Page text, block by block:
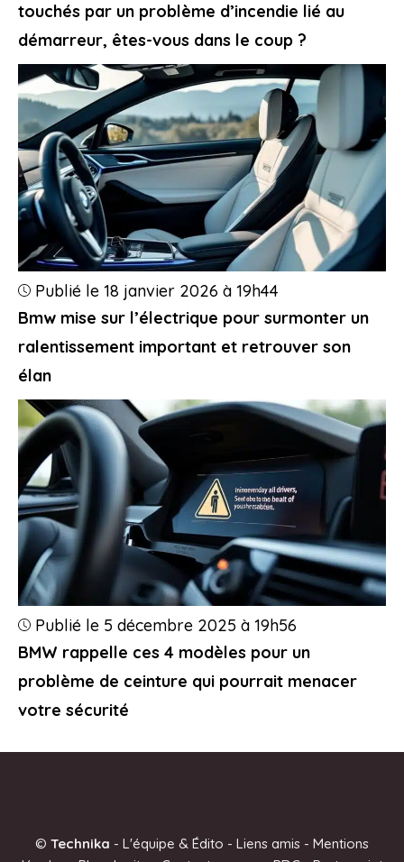
touchés par un problème d’incendie lié au
démarreur, êtes-vous dans le coup ?
Bmw mise sur l’électrique pour surmonter un
ralentissement important et retrouver son
élan
Publié le 18 janvier 2026 à 19h44
BMW rappelle ces 4 modèles pour un
problème de ceinture qui pourrait menacer
votre sécurité
Publié le 5 décembre 2025 à 19h56
© Technika - L'équipe & Édito - Liens amis - Mentions